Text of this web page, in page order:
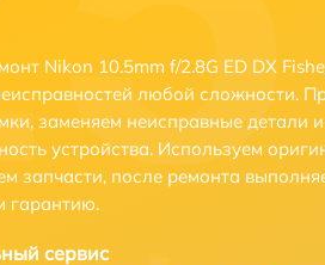
Nikon 10.5mm f/2.8G ED DX
любой сложности.
заменяем неисправные детали
устройства. Используем
запчасти, после ремонта
гарантию.
сервис